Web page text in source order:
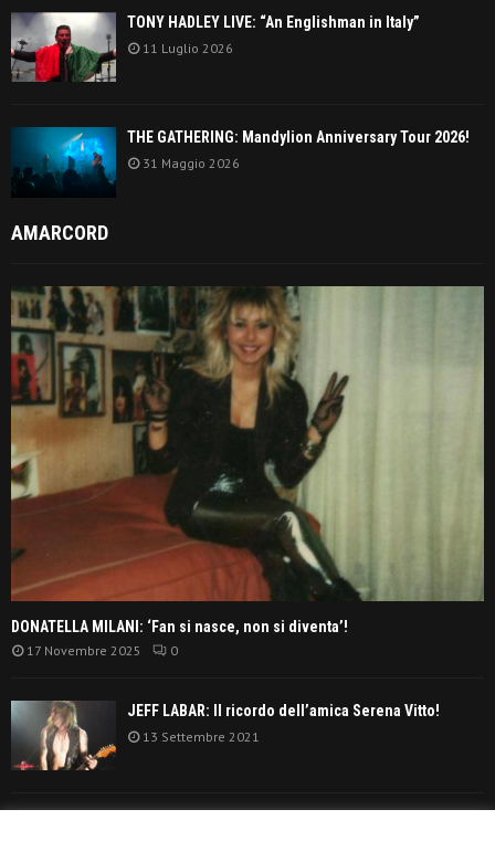
TONY HADLEY LIVE: “An Englishman in Italy”
11 Luglio 2026
THE GATHERING: Mandylion Anniversary Tour 2026!
31 Maggio 2026
AMARCORD
DONATELLA MILANI: ‘Fan si nasce, non si diventa’!
17 Novembre 2025 0
JEFF LABAR: Il ricordo dell’amica Serena Vitto!
13 Settembre 2021